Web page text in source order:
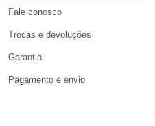
Fale conosco
Trocas e devoluções
Garantia
Pagamento e envio